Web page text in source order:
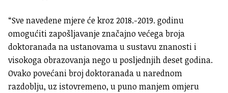
“Sve navedene mjere će kroz 2018.-2019. godinu
omogućiti zapošljavanje značajno većega broja
doktoranada na ustanovama u sustavu znanosti i
visokoga obrazovanja nego u posljednjih deset godina.
Ovako povećani broj doktoranada u narednom
razdoblju, uz istovremeno, u puno manjem omjeru